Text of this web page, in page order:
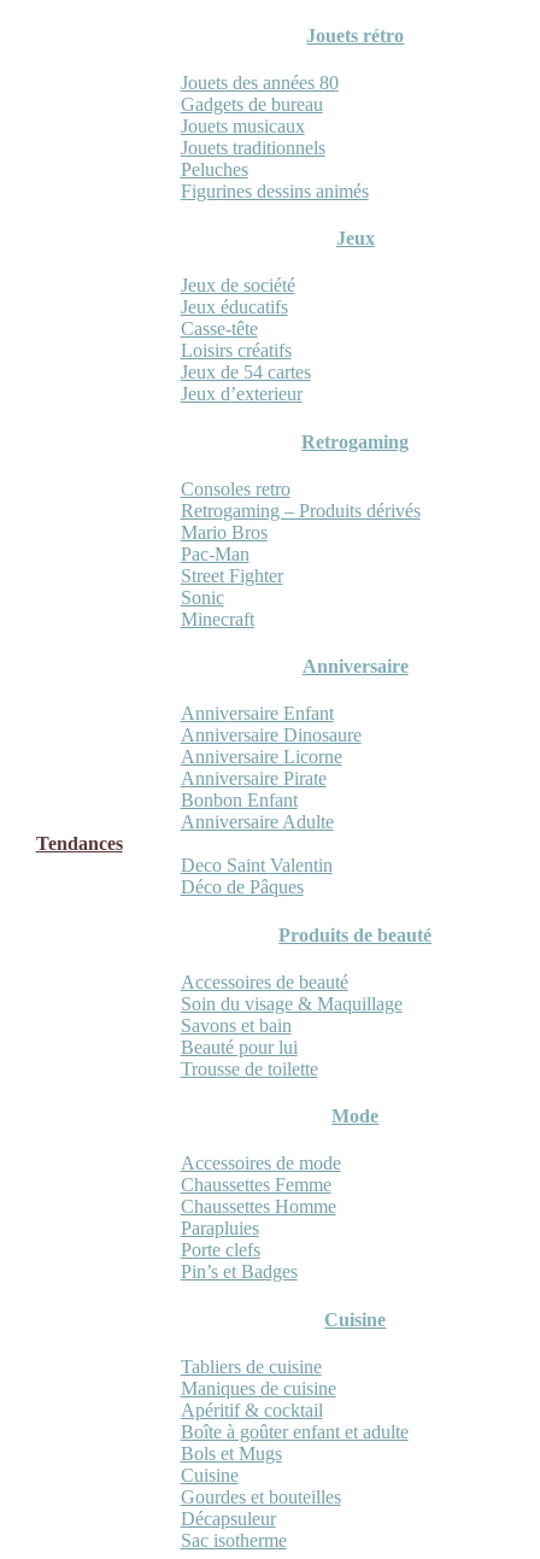
Jouets rétro
Jouets des années 80
Gadgets de bureau
Jouets musicaux
Jouets traditionnels
Peluches
Figurines dessins animés
Jeux
Jeux de société
Jeux éducatifs
Casse-tête
Loisirs créatifs
Jeux de 54 cartes
Jeux d’exterieur
Retrogaming
Consoles retro
Retrogaming – Produits dérivés
Mario Bros
Pac-Man
Street Fighter
Sonic
Minecraft
Anniversaire
Anniversaire Enfant
Anniversaire Dinosaure
Anniversaire Licorne
Anniversaire Pirate
Bonbon Enfant
Anniversaire Adulte
Tendances
Deco Saint Valentin
Déco de Pâques
Produits de beauté
Accessoires de beauté
Soin du visage & Maquillage
Savons et bain
Beauté pour lui
Trousse de toilette
Mode
Accessoires de mode
Chaussettes Femme
Chaussettes Homme
Parapluies
Porte clefs
Pin’s et Badges
Cuisine
Tabliers de cuisine
Maniques de cuisine
Apéritif & cocktail
Boîte à goûter enfant et adulte
Bols et Mugs
Cuisine
Gourdes et bouteilles
Décapsuleur
Sac isotherme